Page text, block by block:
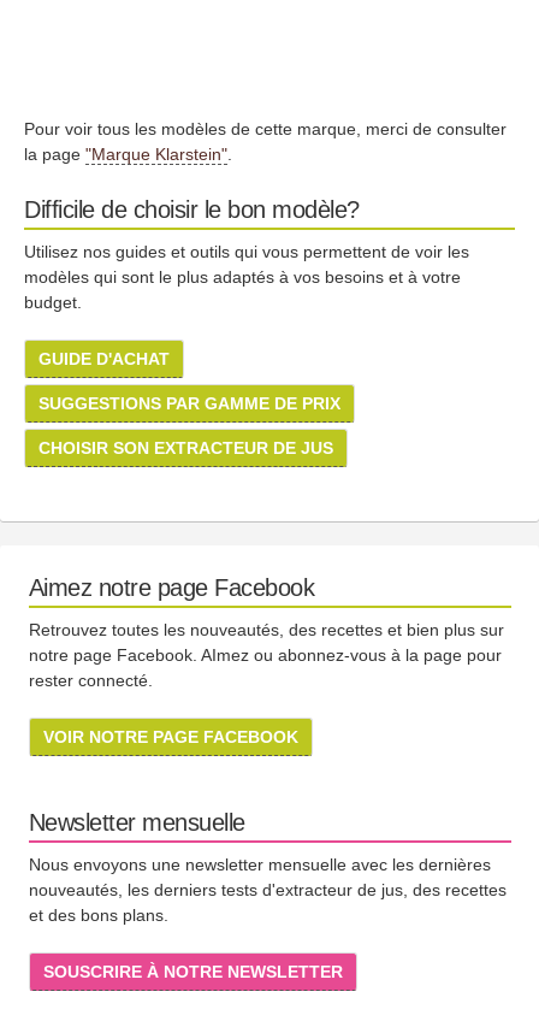
Pour voir tous les modèles de cette marque, merci de consulter
la page "Marque Klarstein"
Difficile de choisir le bon modèle?
Utilisez nos guides et outils qui vous permettent de voir les
modèles qui sont le plus adaptés à vos besoins et à votre
budget.
GUIDE D'ACHAT
SUGGESTIONS PAR GAMME DE PRIX
CHOISIR SON EXTRACTEUR DE JUS
Aimez notre page Facebook
Retrouvez toutes les nouveautés, des recettes et bien plus sur
notre page Facebook. AImez ou abonnez-vous à la page pour
rester connecté.
VOIR NOTRE PAGE FACEBOOK
Newsletter mensuelle
Nous envoyons une newsletter mensuelle avec les dernières
nouveautés, les derniers tests d'extracteur de jus, des recettes
et des bons plans.
SOUSCRIRE À NOTRE NEWSLETTER